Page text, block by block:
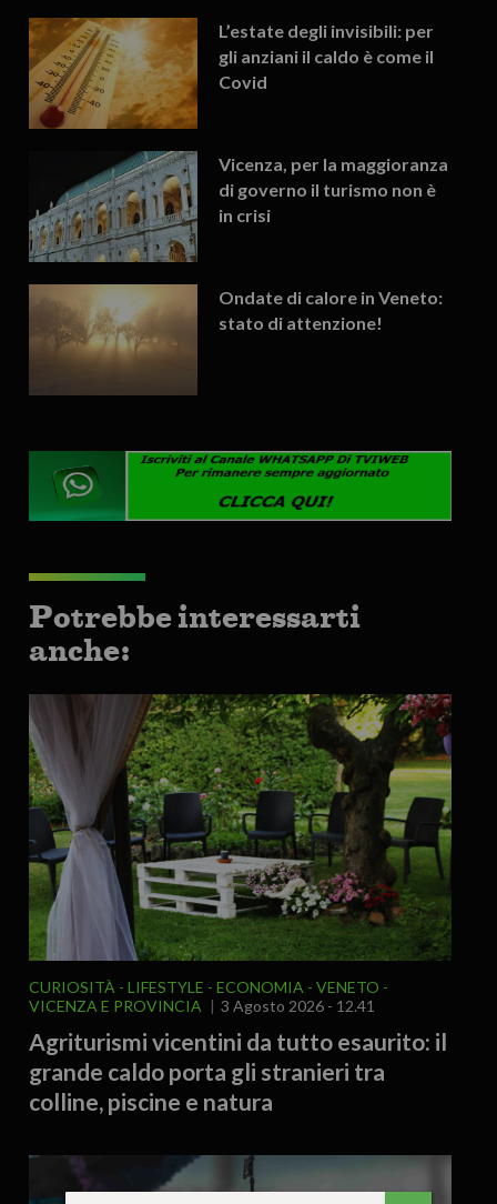
L’estate degli invisibili: per
gli anziani il caldo è come il
Covid
Vicenza, per la maggioranza
di governo il turismo non è
in crisi
Ondate di calore in Veneto:
stato di attenzione!
Potrebbe interessarti
anche:
CURIOSITÀ - LIFESTYLE ECONOMIA
VENETO
VICENZA E PROVINCIA
3 Agosto 2026 - 12.41
Agriturismi vicentini da tutto esaurito: il
grande caldo porta gli stranieri tra
colline, piscine e natura